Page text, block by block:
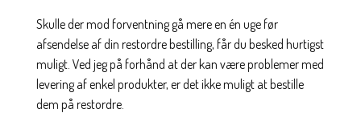
Skulle der mod forventning gå mere en én uge før
afsendelse af din restordre bestilling, får du besked hurtigst
muligt. Ved jeg på forhånd at der kan være problemer med
levering af enkel produkter, er det ikke muligt at bestille
dem på restordre.